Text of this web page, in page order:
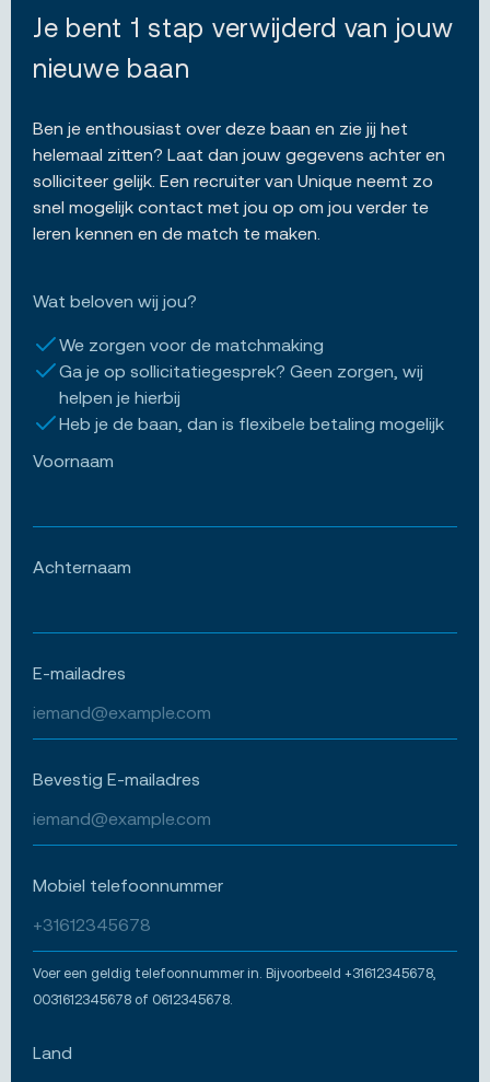
Je bent 1 stap verwijderd van jouw
nieuwe baan
Ben je enthousiast over deze baan en zie jij het
helemaal zitten? Laat dan jouw gegevens achter en
solliciteer gelijk. Een recruiter van Unique neemt zo
snel mogelijk contact met jou op om jou verder te
leren kennen en de match te maken.
Wat beloven wij jou?
We zorgen voor de matchmaking
Ga je op sollicitatiegesprek? Geen zorgen, wij
helpen je hierbij
Heb je de baan, dan is flexibele betaling mogelijk
Voornaam
Achternaam
E-mailadres
Bevestig E-mailadres
Mobiel telefoonnummer
Voer een geldig telefoonnummer in. Bijvoorbeeld +31612345678,
0031612345678 of 0612345678.
Land